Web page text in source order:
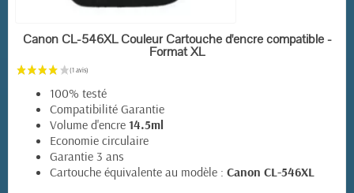
EN STOCK
Canon CL-546XL Couleur Cartouche d'encre compatible -
Format XL
100% testé
Compatibilité Garantie
Volume d'encre 14.5ml
Economie circulaire
Garantie 3 ans
Cartouche équivalente au modèle : Canon CL-546XL